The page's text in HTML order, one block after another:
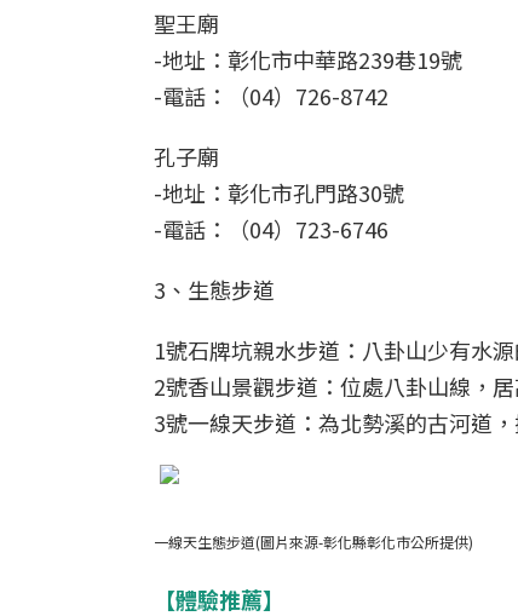
聖王廟
-地址：彰化市中華路239巷19號
-電話：（04）726-8742
孔子廟
-地址：彰化市孔門路30號
-電話：（04）723-6746
3、生態步道
1號石牌坑親水步道：八卦山少有水
2號香山景觀步道：位處八卦山線，
3號一線天步道：為北勢溪的古河道
一線天生態步道(圖片來源-彰化縣彰化市公所提供)
【體驗推薦】